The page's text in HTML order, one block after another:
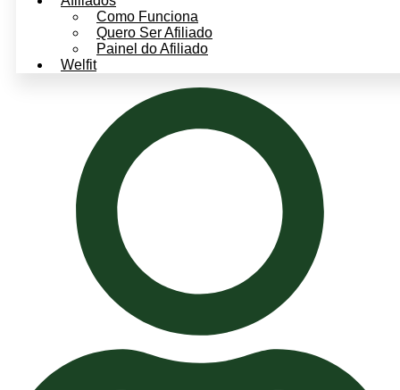
Como Funciona
Quero Ser Afiliado
Painel do Afiliado
Welfit